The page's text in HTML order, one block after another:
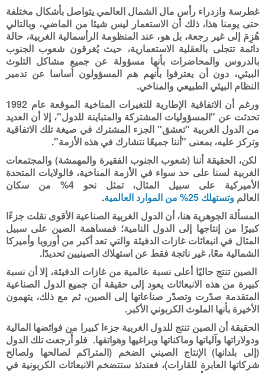
غطرسة وازدراء رأس مال الشمال العالمي يتواصل بأشكال مختلفة
حتى يومنا هذا، ذلك أن الاستعمار ليس شيئا من الماضي، وبالتالي
هُزِمَ إلى غير رجعة، بل هو، عند المنظومة الرأسمالية الغربية، حالة
دائمة تتجلى بالعقلية الاستعمارية، حيث يُغرقون شعوب الجنوب
بالدروس والمحاضرات بأنها مسؤولة عن جميع مشاكل التلوث
البيئي، دون أن يعترفوا بأنهم هم المسؤولون أساسا عن تدمير
النظام البيئي الطبيعي والمناخي.
ورغم أن الاتفاقية الإطارية للتغيرات المناخية الموقعة عام 1992
تحدثت عن "المسؤوليات المشتركة والمتباينة للدول"، إلا أن العديد
من الدول الغربية "تعشق" الجزء المشترك في صيغة تلك الاتفاقية
وتركز عليه، بمعنى "أننا جميعًا نتشارك في هذه الأزمة".
لكن، الحقيقة أننا (شعوب الجنوب الفقيرة والمهمشة) والمجتمعات
الغربية لسنا على حد سواء في الأزمة المناخية، فالولايات المتحدة
الأميركية على سبيل المثال، تمثل نحو 4% من سكان
العالم وتستهلك 25% من الموارد العالمية
.
المسألة الجوهرية هنا، أن الدول الغربية الصناعية الأقوى نقلت جزءًا
كبيرًا من إنتاجها إلى الدول النامية؛ فمساهمة الصين على سبيل
المثال في انبعاثات غازات الدفيئة والتي تعد أكبر من أوروبا وأميركا
الشمالية معًا، غير ناتجة فقط عن استهلاك الصينيين تحديدًا.
الصين تنتج حاليًا أعلى نسبة عالمية من غازات الدفيئة، إلا أن نسبة
كبيرة من هذه الانبعاثات يعود إلى حقيقة أن جميع الدول الصناعية
المتقدمة صدّرت وتصدّر صناعاتها إلى الصين، ثم مع ذلك، يتهمون
الأخيرة بأنها الملوث الكربوني الأكبر.
الحقيقة أن الصين تنتج للدول الغربية جزءا كبيرا من فوائضها المالية
ودولاراتها وآلياتها وماكناتها وبراغيها وهواتفها. فلو أَرجعت تلك الدول
(إلى بلدانها) الإنتاج الصيني الضخم (المتراكم لصالحها ولصالح
شركاتها العابرة للقارات)، فعندئذ ستتضخم الانبعاثات الكربونية في